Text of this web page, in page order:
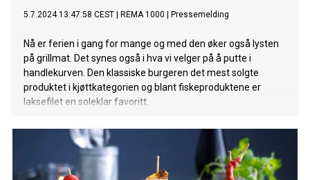
5.7.2024 13:47:58 CEST REMA 1000 Pressemelding
Nå er ferien i gang for mange og med den øker også lysten
på grillmat. Det synes også i hva vi velger på å putte i
handlekurven. Den klassiske burgeren det mest solgte
produktet i kjøttkategorien og blant fiskeproduktene er
laksefilet en soleklar favoritt.